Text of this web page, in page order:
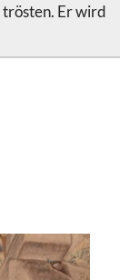
trösten. Er wird